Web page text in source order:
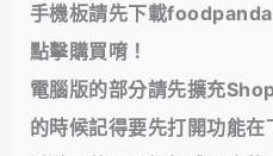
手機板請先下載
點擊購買唷！
電腦版的部分請先擴充
的時候記得要先打開功能在